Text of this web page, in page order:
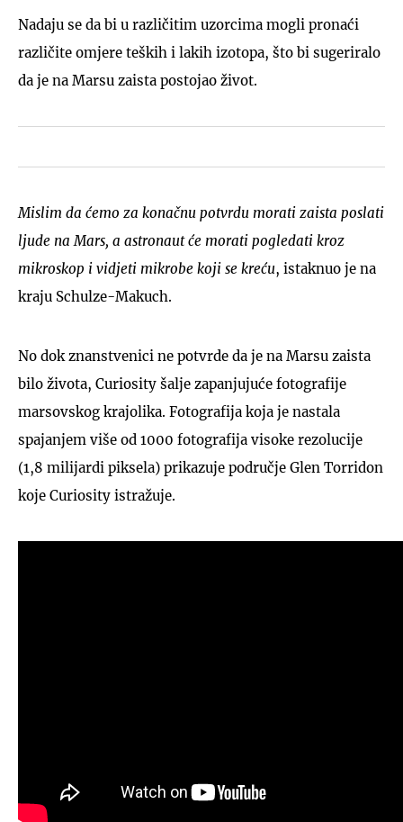
Nadaju se da bi u različitim uzorcima mogli pronaći
različite omjere teških i lakih izotopa, što bi sugeriralo
da je na Marsu zaista postojao život.
Mislim da ćemo za konačnu potvrdu morati zaista poslati
ljude na Mars, a astronaut će morati pogledati kroz
mikroskop i vidjeti mikrobe koji se kreću, istaknuo je na
kraju Schulze-Makuch.
No dok znanstvenici ne potvrde da je na Marsu zaista
bilo života, Curiosity šalje zapanjujuće fotografije
marsovskog krajolika. Fotografija koja je nastala
spajanjem više od 1000 fotografija visoke rezolucije
(1,8 milijardi piksela) prikazuje područje Glen Torridon
koje Curiosity istražuje.